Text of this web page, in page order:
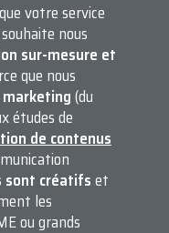
votre service
nous
sur-mesure et
que nous
(du
études de
de contenus
sont créatifset
les
ou grands